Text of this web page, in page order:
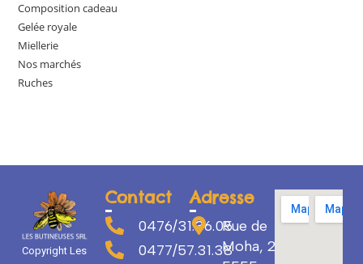
Composition cadeau
Gelée royale
Miellerie
Nos marchés
Ruches
Copyright Les
Contact
0476/31.36.05
0477/57.31.38
Adresse
Rue de
Moha, 29